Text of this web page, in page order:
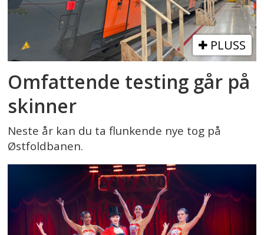
PLUSS
Omfattende testing går på
skinner
Neste år kan du ta flunkende nye tog på
Østfoldbanen.